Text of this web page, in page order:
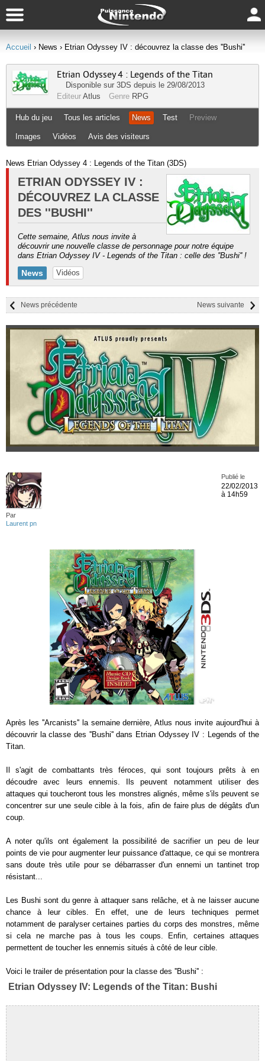
Accueil › News › Etrian Odyssey IV : découvrez la classe des ''Bushi''
Etrian Odyssey 4 : Legends of the Titan
Disponible sur 3DS depuis le 29/08/2013
Editeur Atlus Genre RPG
Hub du jeu Tous les articles News Test Preview
Images Vidéos Avis des visiteurs
News Etrian Odyssey 4 : Legends of the Titan (3DS)
ETRIAN ODYSSEY IV :
DÉCOUVREZ LA CLASSE
DES ''BUSHI''
Cette semaine, Atlus nous invite à
découvrir une nouvelle classe de personnage pour notre équipe
dans Etrian Odyssey IV - Legends of the Titan : celle des ''Bushi'' !
News Vidéos
News suivante
News précédente
Par
Laurent pn
Publié le
22/02/2013
à 14h59
Après les ''Arcanists'' la semaine dernière, Atlus nous invite aujourd'hui à
découvrir la classe des ''Bushi'' dans Etrian Odyssey IV : Legends of the
Titan.
Il s'agit de combattants très féroces, qui sont toujours prêts à en
découdre avec leurs ennemis. Ils peuvent notamment utiliser des
attaques qui toucheront tous les monstres alignés, même s'ils peuvent se
concentrer sur une seule cible à la fois, afin de faire plus de dégâts d'un
coup.
A noter qu'ils ont également la possibilité de sacrifier un peu de leur
points de vie pour augmenter leur puissance d'attaque, ce qui se montrera
sans doute très utile pour se débarrasser d'un ennemi un tantinet trop
résistant...
Les Bushi sont du genre à attaquer sans relâche, et à ne laisser aucune
chance à leur cibles. En effet, une de leurs techniques permet
notamment de paralyser certaines parties du corps des monstres, même
si cela ne marche pas à tous les coups. Enfin, certaines attaques
permettent de toucher les ennemis situés à côté de leur cible.
Voici le trailer de présentation pour la classe des ''Bushi'' :
Etrian Odyssey IV: Legends of the Titan: Bushi